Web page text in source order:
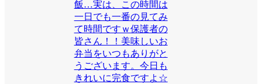
飯…実は、この時間は
一日でも一番の見てみ
て時間ですｗ保護者の
皆さん！！美味しいお
弁当をいつもありがと
うございます。今日も
きれいに完食ですよ☆